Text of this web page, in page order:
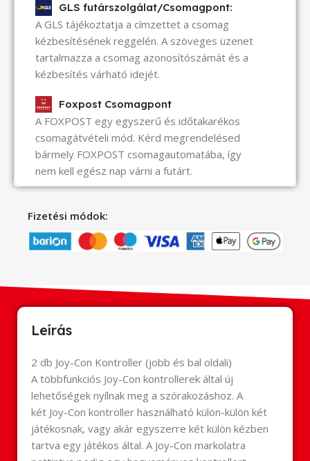
GLS futárszolgálat/Csomagpont:
A GLS tájékoztatja a címzettet a csomag
kézbesítésének reggelén. A szöveges üzenet
tartalmazza a csomag azonosítószámát és a
kézbesítés várható idejét.
Foxpost Csomagpont
A FOXPOST egy egyszerű és időtakarékos
csomagátvételi mód. Kérd megrendelésed
bármely FOXPOST csomagautomatába, így
nem kell egész nap várni a futárt.
Fizetési módok:
Leírás
2 db Joy-Con Kontroller (jobb és bal oldali)
A többfunkciós Joy-Con kontrollerek által új
lehetőségek nyílnak meg a szórakozáshoz. A
két Joy-Con kontroller használható külön-külön két
játékosnak, vagy akár egyszerre két külön kézben
tartva egy játékos által. A Joy-Con markolatra